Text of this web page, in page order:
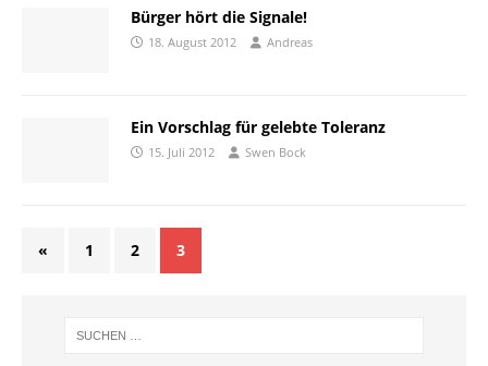
Bürger hört die Signale!
18. August 2012 Andreas
Ein Vorschlag für gelebte Toleranz
15. Juli 2012 Swen Bock
« 1 2 3